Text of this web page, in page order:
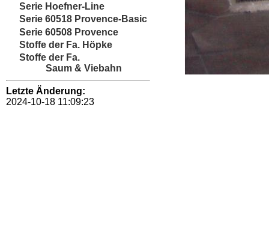
Serie Hoefner-Line
Serie 60518 Provence-Basic
Serie 60508 Provence
Stoffe der Fa. Höpke
Stoffe der Fa.
Saum & Viebahn
Letzte Änderung:
2024-10-18 11:09:23